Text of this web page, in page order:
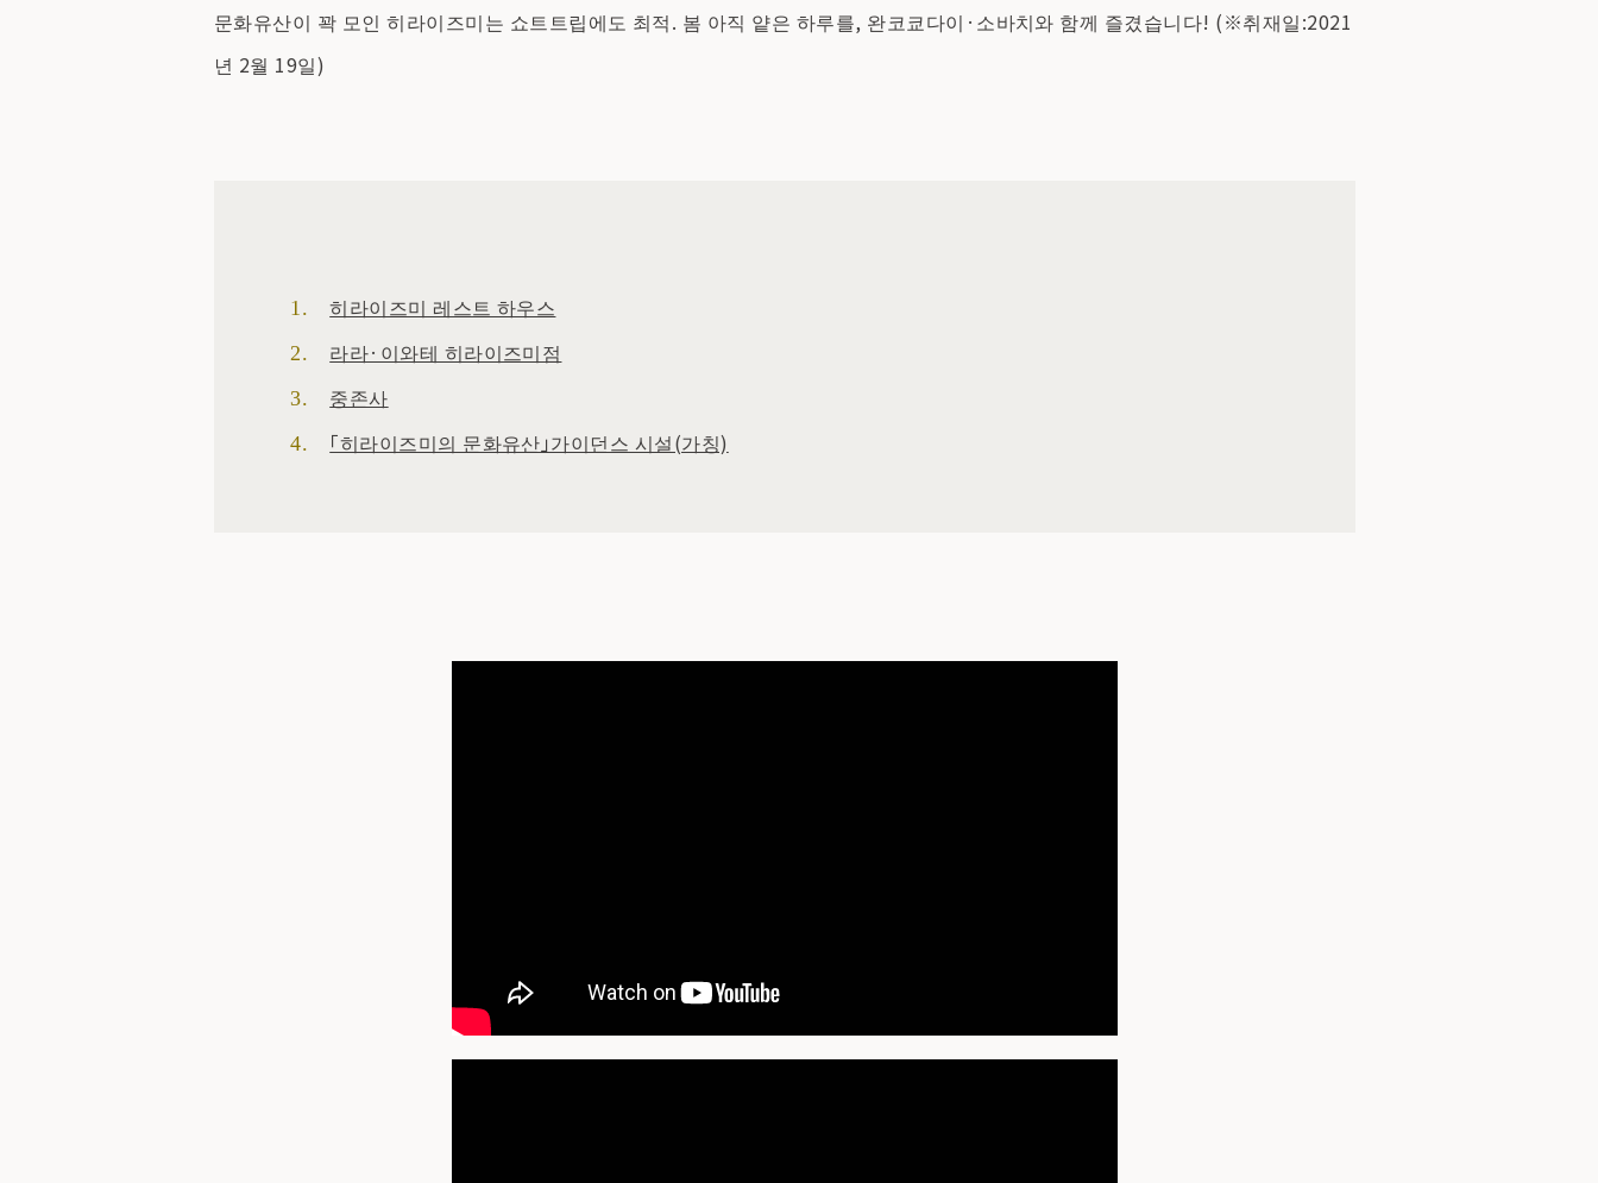
문화유산이 꽉 모인 히라이즈미는 쇼트트립에도 최적. 봄 아직 얕은 하루를, 완코쿄다이·소바치와 함께 즐겼습니다! (※취재일:2021
년 2월 19일)
히라이즈미 레스트 하우스
라라·이와테 히라이즈미점
중존사
「히라이즈미의 문화유산」가이던스 시설(가칭)